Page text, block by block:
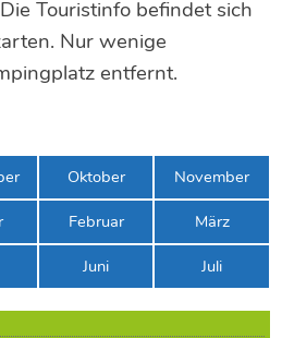
Touristinfo befindet sich
Nur wenige
entfernt.
Oktober November
Februar März
Juni Juli